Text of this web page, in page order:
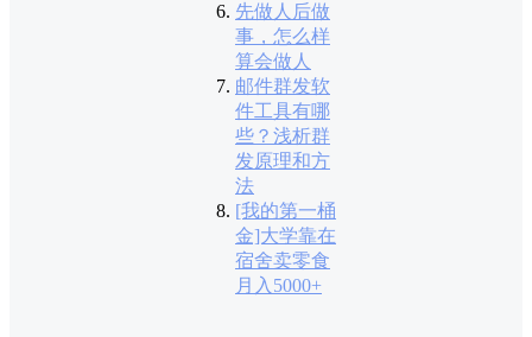
先做人后做
事，怎么样
算会做人
邮件群发软
件工具有哪
些？浅析群
发原理和方
法
[我的第一桶
金]大学靠在
宿舍卖零食
月入5000+